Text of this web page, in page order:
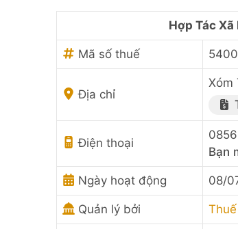
Hợp Tác
Mã số thuế
Địa chỉ
Xóm
Điện thoại
Bạn
Ngày hoạt động 08/
Quản lý bởi